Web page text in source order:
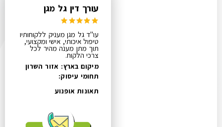
עורך דין גל מגן
עו"ד גל מגן מעניק ללקוחותיו
טיפול איכותי, אישי ומקצועי,
תוך מתן מענה מהיר לכל
צרכי הלקוח.
מיקום בארץ: אזור השרון
תחומי עיסוק:
תאונות אופנוע